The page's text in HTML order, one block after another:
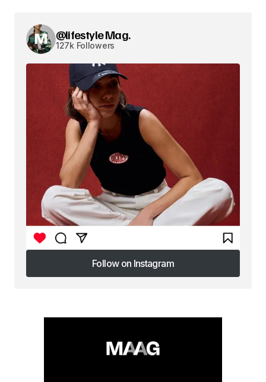
@lifestyle Mag.
127k Followers
Follow on Instagram
Follow on Instagram